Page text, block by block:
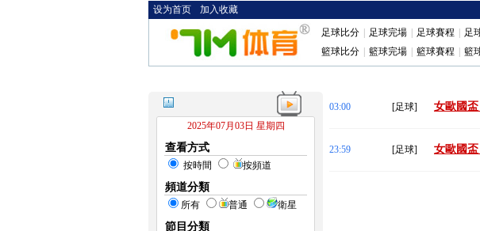
设为首页 加入收藏
足球比分 足球完場 足球賽程 足
籃球比分
籃球完場 籃球賽程 籃
2025年07月03日 星期四
查看方式
按時間 按頻道
頻道分類
所有 普通 衛星
節目分類
03:00 [足球] 女歐國
23:59 [足球] 女歐國